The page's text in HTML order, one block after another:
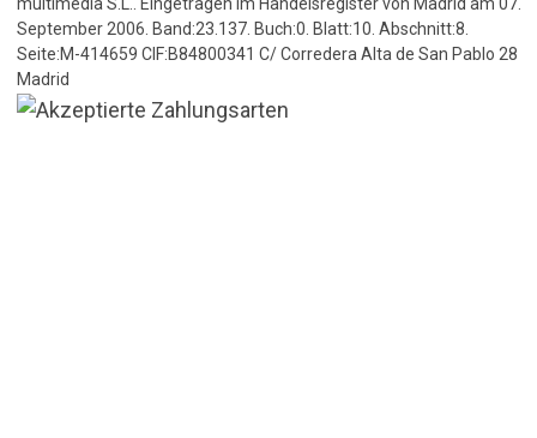
September 2006. Band:23.137. Buch:0. Blatt:10. Abschnitt:8.
Seite:M-414659 CIF:B84800341 C/ Corredera Alta de San Pablo 28
Madrid